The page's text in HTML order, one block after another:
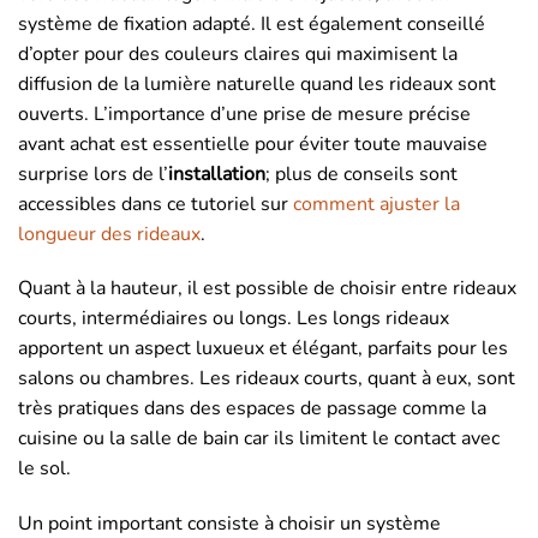
système de fixation adapté. Il est également conseillé
d’opter pour des couleurs claires qui maximisent la
diffusion de la lumière naturelle quand les rideaux sont
ouverts. L’importance d’une prise de mesure précise
avant achat est essentielle pour éviter toute mauvaise
surprise lors de l’installation; plus de conseils sont
accessibles dans ce tutoriel surcomment ajuster la
longueur des rideaux.
Quant à la hauteur, il est possible de choisir entre rideaux
courts, intermédiaires ou longs. Les longs rideaux
apportent un aspect luxueux et élégant, parfaits pour les
salons ou chambres. Les rideaux courts, quant à eux, sont
très pratiques dans des espaces de passage comme la
cuisine ou la salle de bain car ils limitent le contact avec
le sol.
Un point important consiste à choisir un système